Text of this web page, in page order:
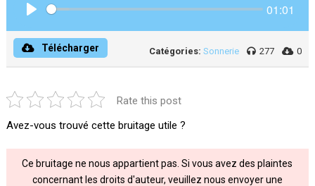
01:01
Télécharger Catégories: Sonnerie 277 0
Rate this post
Avez-vous trouvé cette bruitage utile ?
Ce bruitage ne nous appartient pas. Si vous avez des plaintes
concernant les droits d'auteur, veuillez nous envoyer une